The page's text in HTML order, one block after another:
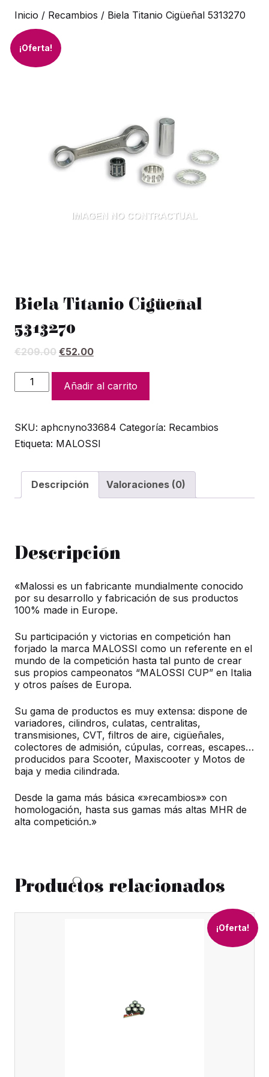
Inicio / Recambios / Biela Titanio Cigüeñal 5313270
¡Oferta!
Biela Titanio Cigüeñal
5313270
€209.00 El
original
era:
€209.00.
€52.00El
actual
es:
€52.00.
Biela
Titanio
5313270
cantidad
Añadir al carrito
SKU: aphcnyno33684 Categoría: Recambios
Etiqueta: MALOSSI
Descripción Valoraciones (0)
Descripción
«Malossi es un fabricante mundialmente conocido
por su desarrollo y fabricación de sus productos
100% made in Europe.
Su participación y victorias en competición han
forjado la marca MALOSSI como un referente en el
mundo de la competición hasta tal punto de crear
sus propios campeonatos “MALOSSI CUP” en Italia
y otros países de Europa.
Su gama de productos es muy extensa: dispone de
variadores, cilindros, culatas, centralitas,
transmisiones, CVT, filtros de aire, cigüeñales,
colectores de admisión, cúpulas, correas, escapes…
producidos para Scooter, Maxiscooter y Motos de
baja y media cilindrada.
Desde la gama más básica «»recambios»» con
homologación, hasta sus gamas más altas MHR de
alta competición.»
Productos relacionados
¡Oferta!